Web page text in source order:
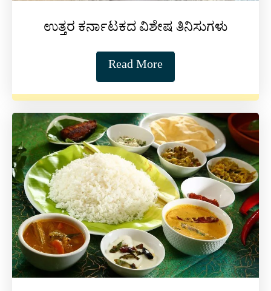
ಉತ್ತರ ಕರ್ನಾಟಕದ ವಿಶೇಷ ತಿನಿಸುಗಳು
Read More